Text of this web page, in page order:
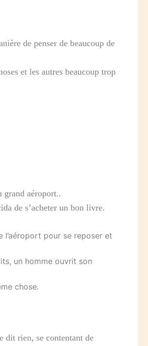
de penser de beaucoup de
et les autres beaucoup trop
grand aéroport..
de s’acheter un bon livre.
l’aéroport pour se reposer et
un homme ouvrit son
chose.
dit rien, se contentant de